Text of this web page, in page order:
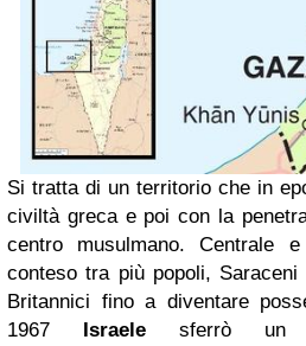
Si tratta di un territorio che in
civiltà greca e poi con la
centro musulmano. Centrale
conteso tra più popoli,
Britannici fino a diventare
1967 Israele sferrò un